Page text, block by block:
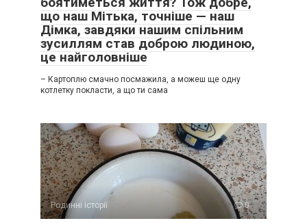
що наш Мітька, точніше — наш
Дімка, завдяки нашим спільним
зусиллям став доброю людиною,
це найголовніше
– Картоплю смачно посмажила, а можеш ще одну
котлетку покласти, а що ти сама
Родинні історії 0